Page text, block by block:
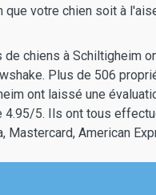
que votre chien soit à
chiens à Schiltigheim
Plus de 506
ont laissé une
4.95/5. Ils ont tous
Mastercard, American